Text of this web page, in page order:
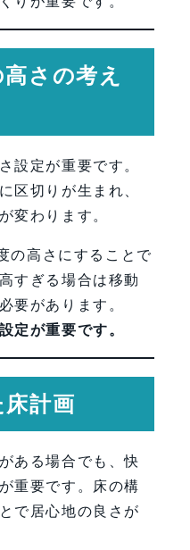
さの考え
設定が重要です。
区切りが生まれ、
変わります。
の高さにすることで
すぎる場合は移動
要があります。
定が重要です。
計画
ある場合でも、快
重要です。床の構
で居心地の良さが